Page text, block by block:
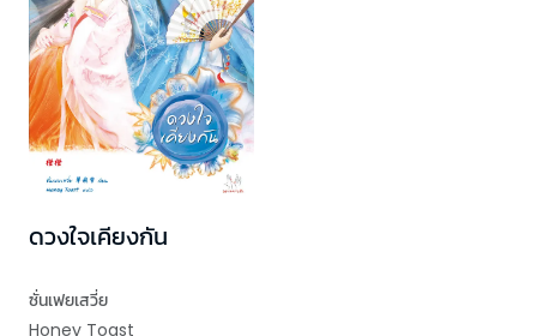
ดวงใจเคียงกัน
ซั่นเฟยเสวี่ย
Honey Toast